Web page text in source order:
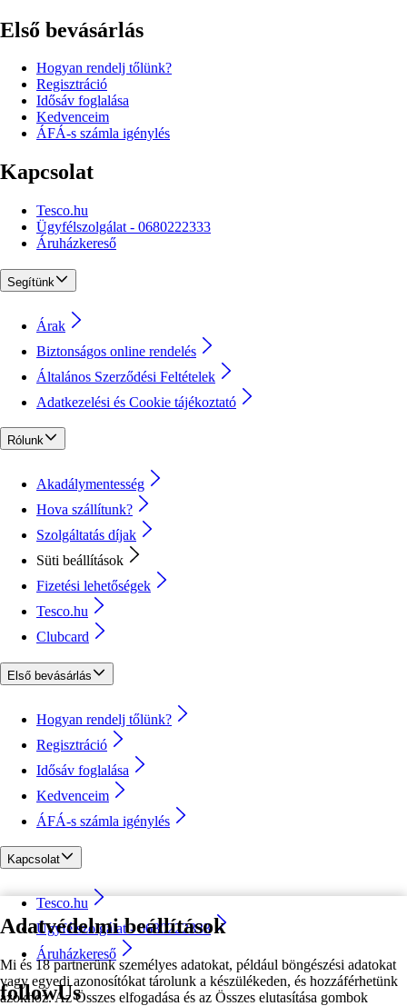
Adatvédelmi beállítások
Mi és 18 partnerünk személyes adatokat, például böngészési adatokat
vagy egyedi azonosítókat tárolunk a készülékeden, és hozzáférhetünk
azokhoz. Az Összes elfogadása és az Összes elutasítása gombok
Első bevásárlás
Hogyan rendelj tőlünk?
Regisztráció
Idősáv foglalása
Kedvenceim
ÁFÁ-s számla igénylés
Kapcsolat
Tesco.hu
Ügyfélszolgálat - 0680222333
Áruházkereső
Segítünk
Árak
Biztonságos online rendelés
Általános Szerződési Feltételek
Adatkezelési és Cookie tájékoztató
Rólunk
Akadálymentesség
Hova szállítunk?
Szolgáltatás díjak
Süti beállítások
Fizetési lehetőségek
Tesco.hu
Clubcard
Első bevásárlás
Hogyan rendelj tőlünk?
Regisztráció
Idősáv foglalása
Kedvenceim
ÁFÁ-s számla igénylés
Kapcsolat
Tesco.hu
Ügyfélszolgálat - 0680222333
Áruházkereső
followUs